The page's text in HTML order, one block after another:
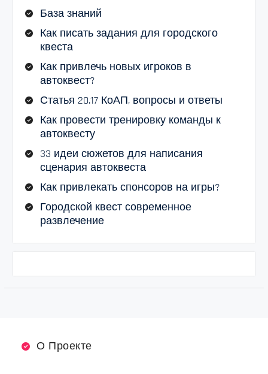
База знаний
Как писать задания для городского
квеста
Как привлечь новых игроков в
автоквест?
Статья 20.17 КоАП, вопросы и ответы
Как провести тренировку команды к
автоквесту
33 идеи сюжетов для написания
сценария автоквеста
Как привлекать спонсоров на игры?
Городской квест современное
развлечение
О Проекте